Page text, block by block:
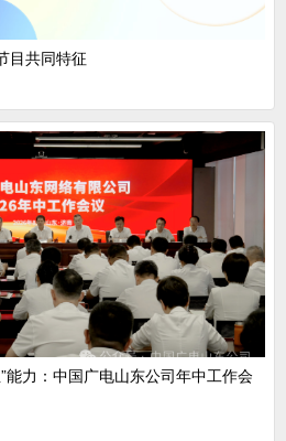
目共同特征
能力：中国广电山东公司年中工作会